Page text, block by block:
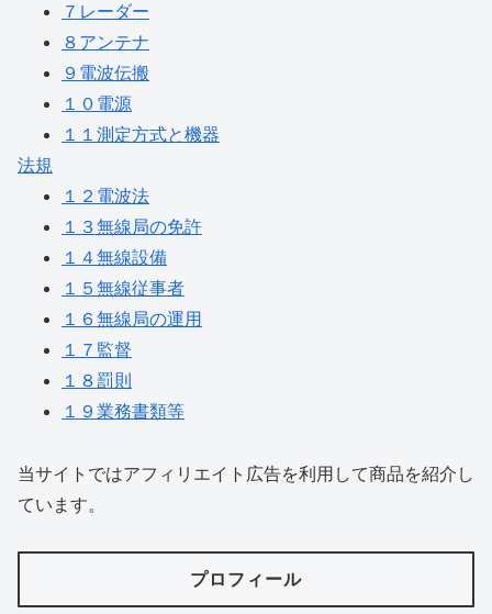
７レーダー
８アンテナ
９電波伝搬
１０電源
１１測定方式と機器
法規
１２電波法
１３無線局の免許
１４無線設備
１５無線従事者
１６無線局の運用
１７監督
１８罰則
１９業務書類等
当サイトではアフィリエイト広告を利用して商品を紹介し
ています。
プロフィール